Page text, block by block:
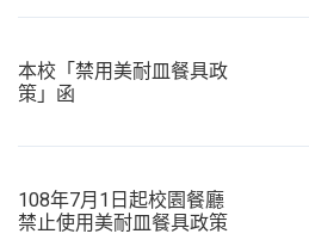
本校「禁用美耐皿餐具政
策」函
108年7月1日起校園餐廳
禁止使用美耐皿餐具政策